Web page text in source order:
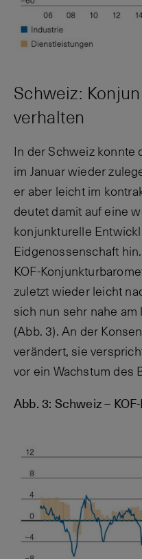
Schweiz:
verhalten
In der Schweiz konnte
im Januar wieder
er aber leicht im
deutet damit auf eine
konjunkturelle
Eidgenossenschaft
KOF-
zuletzt wieder leicht
sich nun sehr nahe
(Abb. 3). An der
verändert, sie
vor ein Wachstum des
Abb. 3: Schweiz –